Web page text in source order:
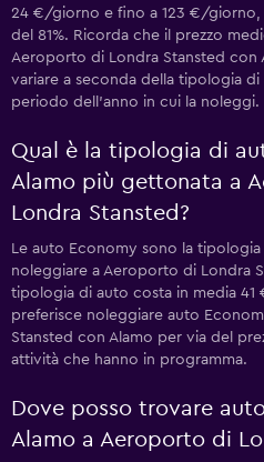
24 €/giorno e fino a 123 €/giorno,
del 81%. Ricorda che il prezzo
Aeroporto di Londra Stansted
variare a seconda della tipologia
periodo dell'anno in cui la noleggi.
Qual è la tipologia di
Alamo più gettonata a
Londra Stansted?
Le auto Economy sono la
noleggiare a Aeroporto di Londra
tipologia di auto costa in media
preferisce noleggiare auto
Stansted con Alamo per via del
attività che hanno in programma.
Dove posso trovare
Alamo a Aeroporto di